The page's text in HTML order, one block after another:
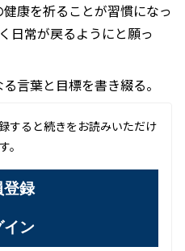
康を祈ることが習慣になっ
日常が戻るようにと願っ
言葉と目標を書き綴る。
すると続きをお読みいただけ
。
登録
イン